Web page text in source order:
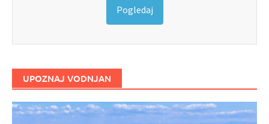
Pogledaj
UPOZNAJ VODNJAN